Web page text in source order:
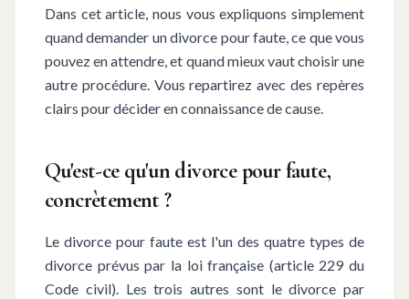
Dans cet article, nous vous expliquons simplement
quand demander un divorce pour faute, ce que vous
pouvez en attendre, et quand mieux vaut choisir une
autre procédure. Vous repartirez avec des repères
clairs pour décider en connaissance de cause.
Qu'est-ce qu'un divorce pour faute,
concrètement ?
Le divorce pour faute est l'un des quatre types de
divorce prévus par la loi française (article 229 du
Code civil). Les trois autres sont le divorce par